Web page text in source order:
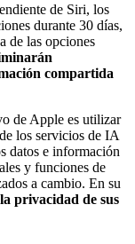
de Siri, los
durante 30 días,
de las opciones
compartida
de Apple es utilizar
los servicios de IA
datos e información
y funciones de
a cambio. En su
privacidad de sus